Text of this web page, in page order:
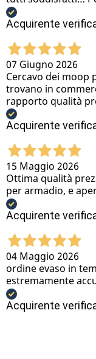
Acquirente
07 Giugno 2026
Cercavo dei moop
trovano in
rapporto qualità
Acquirente
15 Maggio 2026
Ottima qualità
per armadio, e
Acquirente
04 Maggio 2026
ordine evaso in
estremamente
Acquirente